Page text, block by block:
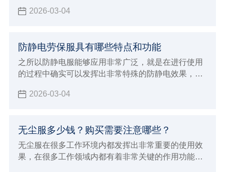
2026-03-04
防静电劳保服具有哪些特点和功能
之所以防静电服能够应用非常广泛，就是在进行使用
的过程中确实可以发挥出非常特殊的防静电效果，对
电劳保服确实也能够给大家带来更好的穿着效果，在
满足各种不同工业环境的生产加工要求，对于应对各
种特殊工作来说会有非常好的保障，在特殊的环境内
避免静电造成严重的影响。
2026-03-04
无尘服多少钱？购买需要注意哪些？
无尘服在很多工作环境内都发挥出非常重要的使用效
果，在很多工作领域内都有着非常关键的作用功能，